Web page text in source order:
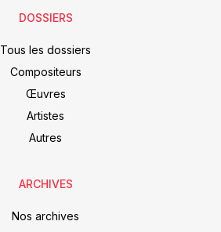
DOSSIERS
Tous les dossiers
Compositeurs
Œuvres
Artistes
Autres
ARCHIVES
Nos archives